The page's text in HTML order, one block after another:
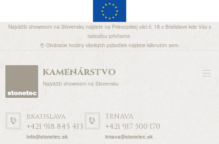
Najväčší showroom na Slovensku nájdete na Prievozskej ulici č. 18 v Bratislave kde Vás s
radosťou privítame.
Otváracie hodiny všetkých pobočiek nájdete kliknutím sem.
kamenárstvo
Najväčší showroom na Slovensku
bratislava
+421 918 845 413
info@stonetec.sk
TRNAVA
+421 917 500 170
trnava@stonetec.sk